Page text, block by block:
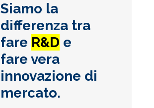
Siamo la
differenza tra
fare R&D e
fare vera
innovazione di
mercato.